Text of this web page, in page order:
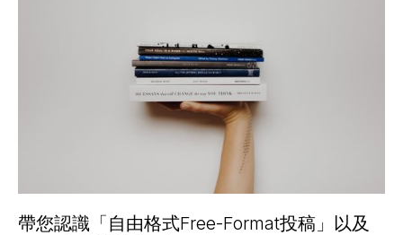
帶您認識「自由格式Free-Format投稿」以及